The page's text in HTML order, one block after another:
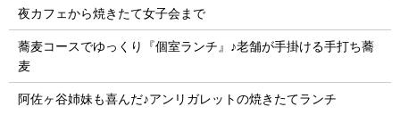
夜カフェから焼きたて女子会まで
蕎麦コースでゆっくり『個室ランチ』♪老舗が手掛ける手打ち蕎
麦
阿佐ヶ谷姉妹も喜んだ♪アンリガレットの焼きたてランチ